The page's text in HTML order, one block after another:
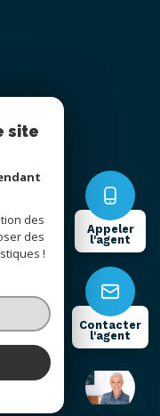
Appeler
l'agent
Contacter
l'agent
site
des
des
!